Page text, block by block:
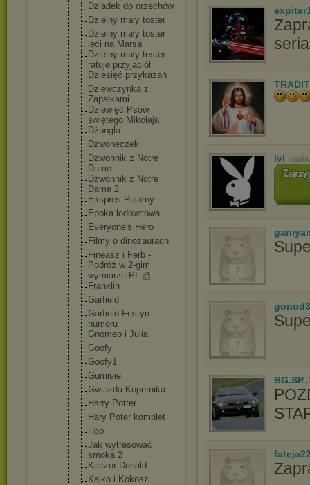
Dziadek do orzechów
Dzielny mały toster
Dzielny mały toster
leci na Marsa
Dzielny mały toster
ratuje przyjaciół
Dziesięć przykazań
Dziewczynka z
Zapałkami
Dziewięć Psów
świętego Mikołaja
Dżungla
Dzwoneczek
Dzwonnik z Notre
Dame
Dzwonnik z Notre
Dame 2
Ekspres Polarny
Epoka lodowcowa
Everyone's Hero
Filmy o dinozaurach
Fineasz i Ferb -
Podróż w 2-gim
wymiarze PL
Franklin
Garfield
Garfield Festyn
humoru
Gnomeo i Julia
Goofy
Goofy1
Gumisie
Gwiazda Kopernika
Harry Potter
Hary Poter komplet
Hop
Jak wytresować
smoka 2
Kaczor Donald
Kajko i Kokosz
lvl